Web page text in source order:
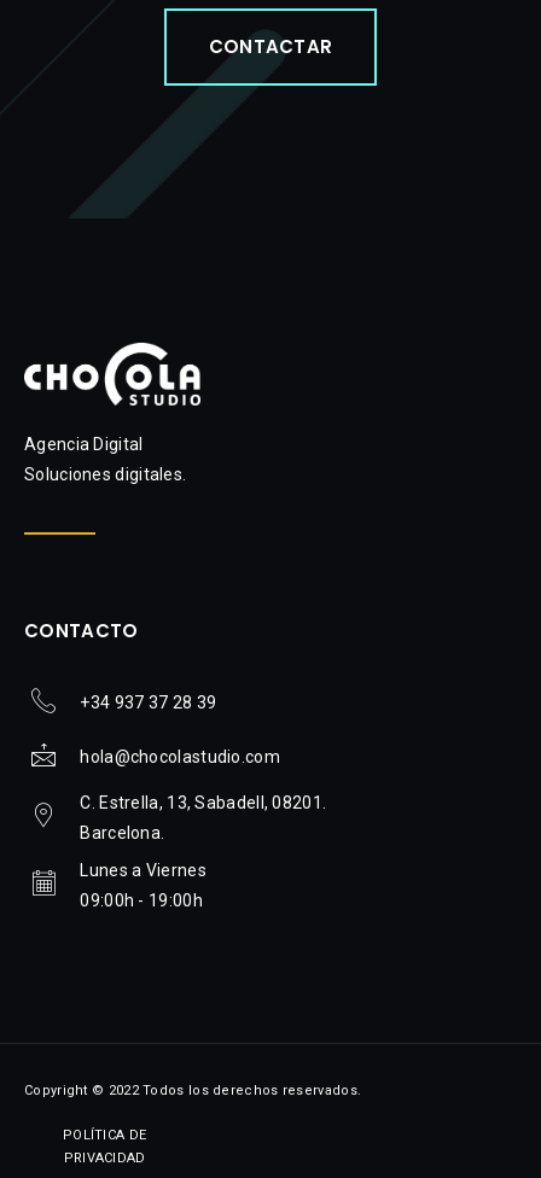
CONTACTAR
Agencia Digital
Soluciones digitales.
CONTACTO
+34 937 37 28 39
hola@chocolastudio.com
C. Estrella, 13, Sabadell, 08201.
Barcelona.
Lunes a Viernes
09:00h - 19:00h
Copyright © 2022 Todos los derechos reservados.
POLÍTICA DE
PRIVACIDAD